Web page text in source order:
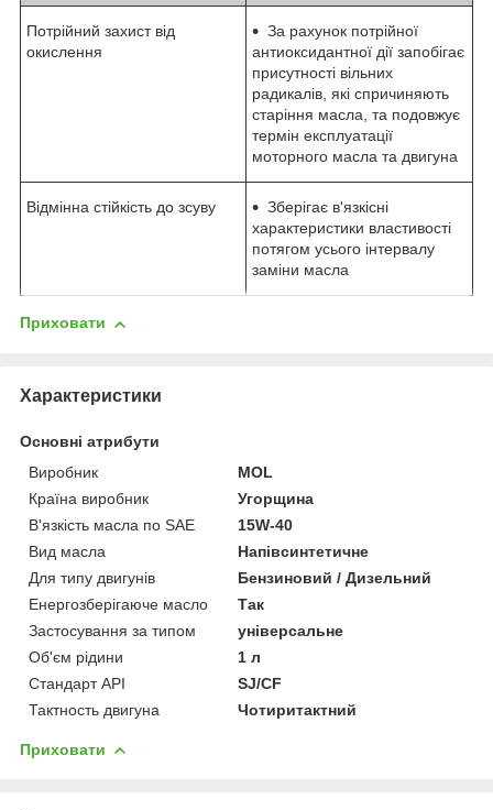
Потрійний захист від
окислення
За рахунок потрійної
антиоксидантної дії запобігає
присутності вільних
радикалів, які спричиняють
старіння масла, та подовжує
термін експлуатації
моторного масла та двигуна
Відмінна стійкість до зсуву
Зберігає в'язкісні
характеристики властивості
потягом усього інтервалу
заміни масла
Приховати
Характеристики
Основні атрибути
Виробник
MOL
Країна виробник
Угорщина
В'язкість масла по SAE
15W-40
Вид масла
Напівсинтетичне
Для типу двигунів
Бензиновий / Дизельний
Енергозберігаюче масло
Так
Застосування за типом
універсальне
Об'єм рідини
1 л
Стандарт API
SJ/CF
Тактность двигуна
Чотиритактний
Приховати